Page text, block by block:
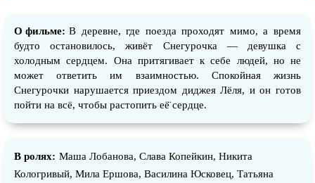
О фильме: В деревне, где поезда проходят мимо, а время
будто остановилось, живёт Снегурочка — девушка с
холодным сердцем. Она притягивает к себе людей, но не
может ответить им взаимностью. Спокойная жизнь
Снегурочки нарушается приездом диджея Лёля, и он готов
пойти на всё, чтобы растопить её̈ сердце.
В ролях: Маша Лобанова, Слава Копейкин, Никита
Кологривый, Мила Ершова, Василина Юсковец, Татьяна